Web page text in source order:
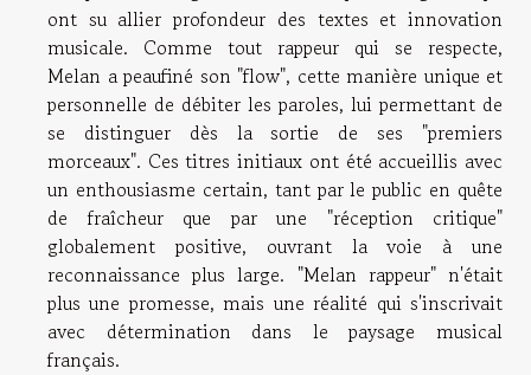
ont su allier profondeur des textes et innovation
musicale. Comme tout rappeur qui se respecte,
Melan a peaufiné son "flow", cette manière unique et
personnelle de débiter les paroles, lui permettant de
se distinguer dès la sortie de ses "premiers
morceaux". Ces titres initiaux ont été accueillis avec
un enthousiasme certain, tant par le public en quête
de fraîcheur que par une "réception critique"
globalement positive, ouvrant la voie à une
reconnaissance plus large. "Melan rappeur" n'était
plus une promesse, mais une réalité qui s'inscrivait
avec détermination dans le paysage musical
français.